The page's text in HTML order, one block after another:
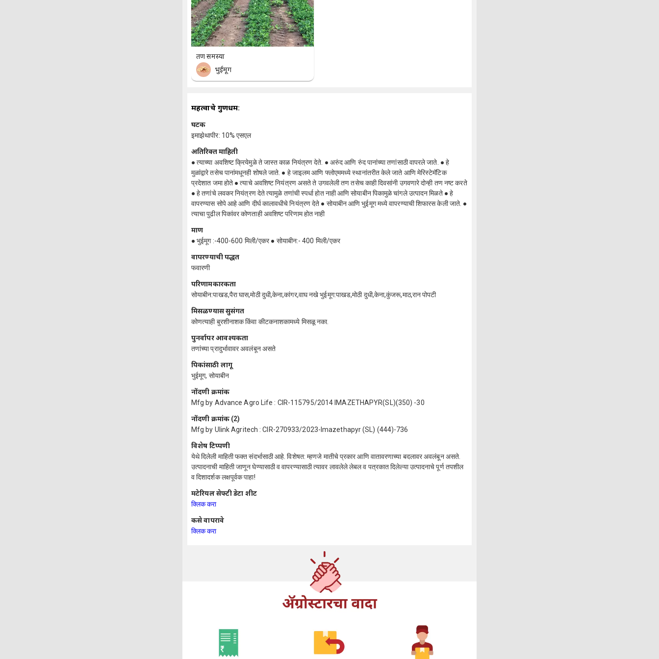
तण समस्या
भुईमूग
महत्वाचे गुणधर्म:
घटक
इमाझेथापीर: 10% एसएल
अतिरिक्त माहिती
● त्याच्या अवशिष्ट क्रियेमुळे ते जास्त काळ नियंत्रण देते. ● अरुंद आणि रुंद पानांच्या तणांसाठी वापरले जाते. ● हे
मुळांद्वारे तसेच पानांमधूनही शोषले जाते. ● हे जाइलम आणि फ्लोएममध्ये स्थानांतरीत केले जाते आणि मेरिस्टेमॅटिक
प्रदेशात जमा होते ● त्याचे अवशिष्ट नियंत्रण असते ते उगवलेली तण तसेच काही दिवसांनी उगवणारे दोन्ही तण नष्ट करते
● हे तणांचे लवकर नियंत्रण देते त्यामुळे तणांची स्पर्धा होत नाही आणि सोयाबीन पिकामुळे चांगले उत्पादन मिळते ● हे
वापरण्यास सोपे आहे आणि दीर्घ कालावधीचे नियंत्रण देते ● सोयाबीन आणि भुईमूग मध्ये वापरण्याची शिफारस केली जाते. ●
त्याचा पुढील पिकांवर कोणताही अवशिष्ट परिणाम होत नाही
प्रमाण
● भुईमूग :-400-600 मिली/एकर ● सोयाबीन:- 400 मिली/एकर
वापरण्याची पद्धत
फवारणी
परिणामकारकता
सोयाबीन:पाखड,पैरा घास,मोठी दुधी,केना,कांगर,वाघ नखे भुईमूग:पाखड,मोठी दुधी,केना,कुंजरू,माठ,रान पोपटी
मिसळण्यास सुसंगत
कोणत्याही बुरशीनाशक किंवा कीटकनाशकामध्ये मिसळू नका.
पुनर्वापर आवश्यकता
तणांच्या प्रादुर्भावावर अवलंबून असते
पिकांसाठी लागू
भुईमूग, सोयाबीन
नोंदणी क्रमांक
Mfg by Advance Agro Life : CIR-115795/2014 IMAZETHAPYR(SL)(350) -30
नोंदणी क्रमांक (2)
Mfg by Ulink Agritech : CIR-270933/2023-Imazethapyr (SL) (444)-736
विशेष टिप्पणी
येथे दिलेली माहिती फक्त संदर्भासाठी आहे. विशेषत: म्हणजे मातीचे प्रकार आणि वातावरणाच्या बदलावर अवलंबून असते.
उत्पादनाची माहिती जाणून घेण्यासाठी व वापरण्यासाठी त्यावर लावलेले लेबल व पत्रकात दिलेल्या उत्पादनाचे पूर्ण तपशील
व दिशादर्शक लक्षपूर्वक पाहा!
मटेरियल सेफ्टी डेटा शीट
क्लिक करा
कसे वापरावे
क्लिक करा